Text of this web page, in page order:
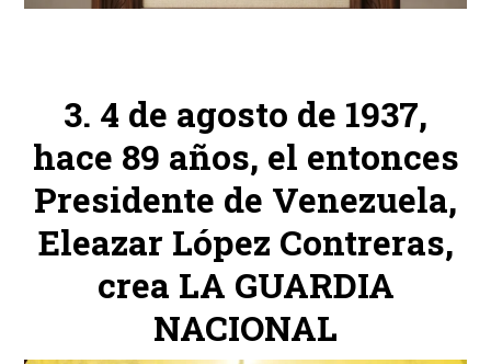
4 de agosto de 1937,
hace 89 años, el entonces
Presidente de Venezuela,
Eleazar López Contreras,
crea LA GUARDIA
NACIONAL